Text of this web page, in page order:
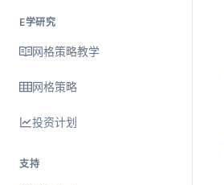
E学研究
网格策略教学
网格策略
投资计划
支持